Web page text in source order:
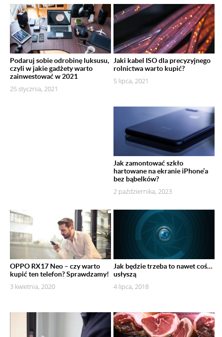
Podaruj sobie odrobinę luksusu,
czyli w jakie gadżety warto
zainwestować w 2021
25 stycznia, 2021
Jaki kabel ISO dla precyzyjnego
rolnictwa warto kupić?
5 lipca, 2021
Jak zamontować szkło
hartowane na ekranie iPhone’a
bez bąbelków?
2 października, 2023
OPPO RX17 Neo – czy warto
kupić ten telefon? Sprawdzamy!
3 kwietnia, 2020
Jak będzie trzeba to nawet coś…
usłyszą
4 lipca, 2018